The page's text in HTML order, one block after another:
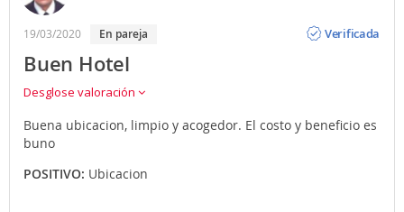
19/03/2020 en pareja
Verificada
Buen Hotel
Desglose valoración
Buena ubicacion, limpio y acogedor. El costo y beneficio es
buno
POSITIVO: Ubicacion